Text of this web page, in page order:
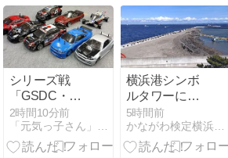
シリーズ戦
「GSDC・
2026 第5戦／
第6戦」開催
報告です
2時間10分前
横浜港シンボ
ルタワーにや
って来たのは
2年ぶり、新
本牧ふ頭の工
5時間前
かながわ検定横浜ライセンス1級に合格したのでブログ続けて…